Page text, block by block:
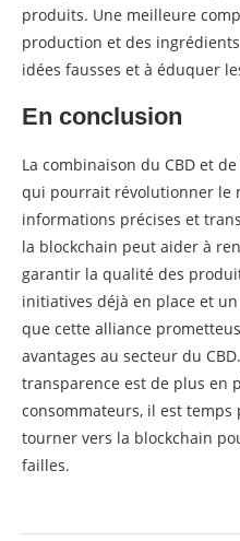
produits. Une meilleure
production et des
idées fausses et à éduquer
En conclusion
La combinaison du CBD et
qui pourrait révolutionner le
informations précises et
la blockchain peut aider à
garantir la qualité des
initiatives déjà en place et
que cette alliance
avantages au secteur du
transparence est de plus en
consommateurs, il est temps
tourner vers la blockchain
failles.